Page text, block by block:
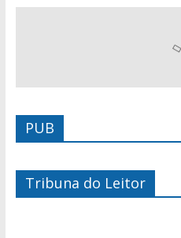
PUB
Tribuna do Leitor